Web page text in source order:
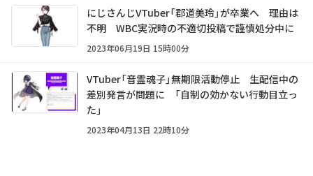
にじさんじVTuber「郡道美玲」が卒業へ 理由は
不明 WBC実況時の不適切投稿で謹慎処分中に
2023年06月19日 15時00分
VTuber「音霊魂子」無期限活動停止 生配信中の
差別発言が問題に 「自制の効かない行動目立っ
た」
2023年04月13日 22時10分